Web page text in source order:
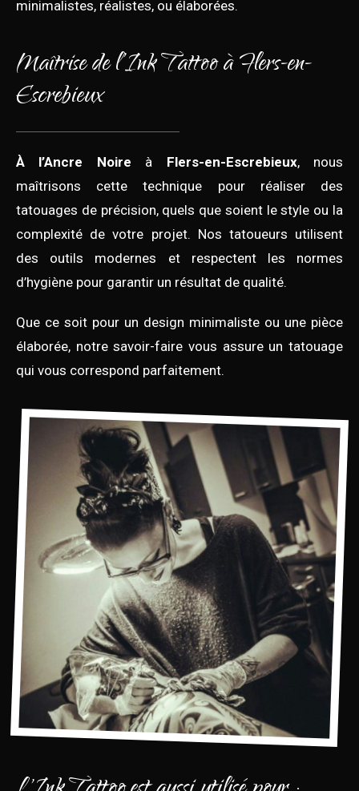
minimalistes, réalistes, ou élaborées.
Maîtrise de l’Ink Tattoo à Flers-en-
Escrebieux
À l’Ancre Noire à Flers-en-Escrebieux, nous
maîtrisons cette technique pour réaliser des
tatouages de précision, quels que soient le style ou la
complexité de votre projet. Nos tatoueurs utilisent
des outils modernes et respectent les normes
d’hygiène pour garantir un résultat de qualité.
Que ce soit pour un design minimaliste ou une pièce
élaborée, notre savoir-faire vous assure un tatouage
qui vous correspond parfaitement.